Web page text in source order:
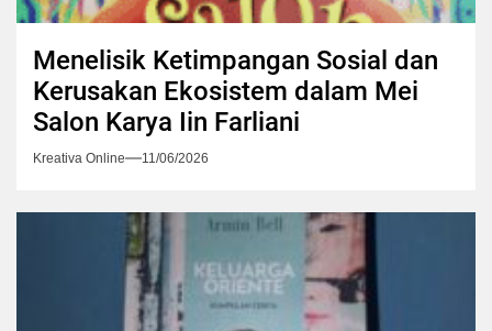
Menelisik Ketimpangan Sosial dan
Kerusakan Ekosistem dalam Mei
Salon Karya Iin Farliani
Kreativa Online 11/06/2026